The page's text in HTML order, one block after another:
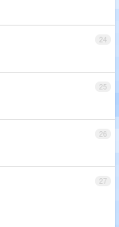
24
25
26
27